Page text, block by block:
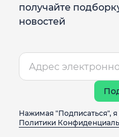
получайте
новостей
Нажимая "Подписаться",
Политики